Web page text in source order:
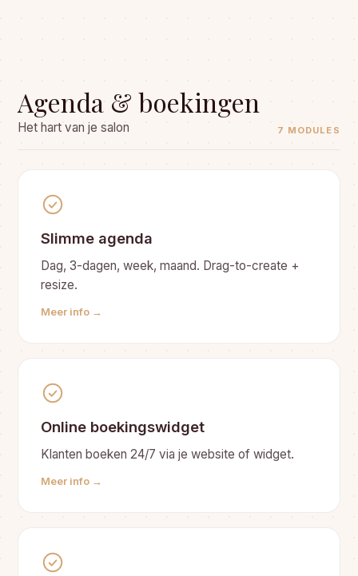
Agenda & boekingen
Het hart van je salon 7 MODULES
Slimme agenda
Dag, 3-dagen, week, maand. Drag-to-create +
resize.
Meer info →
Online boekingswidget
Klanten boeken 24/7 via je website of widget.
Meer info →